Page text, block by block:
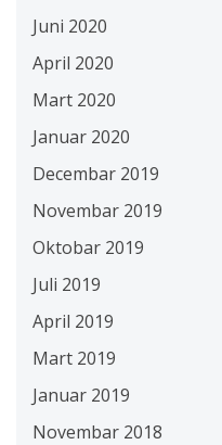
Juni 2020
April 2020
Mart 2020
Januar 2020
Decembar 2019
Novembar 2019
Oktobar 2019
Juli 2019
April 2019
Mart 2019
Januar 2019
Novembar 2018